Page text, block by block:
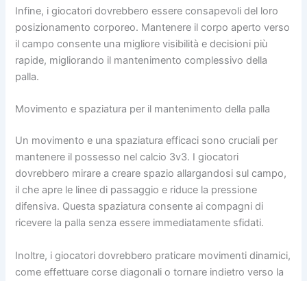
Infine, i giocatori dovrebbero essere consapevoli del loro
posizionamento corporeo. Mantenere il corpo aperto verso
il campo consente una migliore visibilità e decisioni più
rapide, migliorando il mantenimento complessivo della
palla.
Movimento e spaziatura per il mantenimento della palla
Un movimento e una spaziatura efficaci sono cruciali per
mantenere il possesso nel calcio 3v3. I giocatori
dovrebbero mirare a creare spazio allargandosi sul campo,
il che apre le linee di passaggio e riduce la pressione
difensiva. Questa spaziatura consente ai compagni di
ricevere la palla senza essere immediatamente sfidati.
Inoltre, i giocatori dovrebbero praticare movimenti dinamici,
come effettuare corse diagonali o tornare indietro verso la